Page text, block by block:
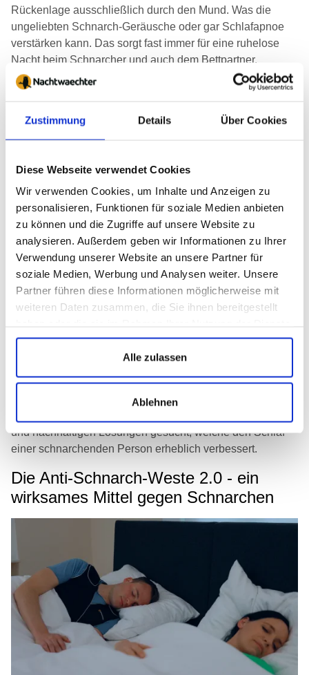
Zustimmung Details Über Cookies
Diese Webseite verwendet Cookies
Wir verwenden Cookies, um Inhalte und Anzeigen zu
personalisieren, Funktionen für soziale Medien anbieten
zu können und die Zugriffe auf unsere Website zu
analysieren. Außerdem geben wir Informationen zu Ihrer
Verwendung unserer Website an unsere Partner für
soziale Medien, Werbung und Analysen weiter. Unsere
Partner führen diese Informationen möglicherweise mit
weiteren Daten zusammen, die Sie ihnen bereitgestellt
gesammelt haben.
Alle zulassen
Ablehnen
Rückenlage ausschließlich durch den Mund. Was die
ungeliebten Schnarch-Geräusche oder gar Schlafapnoe
verstärken kann. Das sorgt fast immer für eine ruhelose
Nacht beim Schnarcher und auch dem Bettpartner.
Beide Ursachen für das Schnarchen können meist ganz
werden. Ein zuverlässiges Antischnarchmittel ist somit
jenes, welches den Körper auf sanfte und natürliche Weise
Ein HNO-Arzt empfiehlt Patienten, die unter
Schlafproblemen leiden, meist die Verwendung des
sogenannten Nasen Spreizer, um die Atemwege während
des Schlafes offenzuhalten. Durch die verbesserte
Belüftung der oberen Atemwege kann das lästige
Atemgeräusch verringert werden, was zu einer
erholsameren Nachtruhe führt. Obwohl Nasenspreizer zur
beitragen können, gibt es auch einige potenzielle
Nachteile. So ist das Hilfsmittel nicht nur sehr unbequem
führen und nur eine begrenzte Wirksamkeit haben.
und nachhaltigen Lösungen gesucht, welche den Schlaf
einer schnarchenden Person erheblich verbessert.
Die Anti-Schnarch-Weste 2.0 - ein
wirksames Mittel gegen Schnarchen